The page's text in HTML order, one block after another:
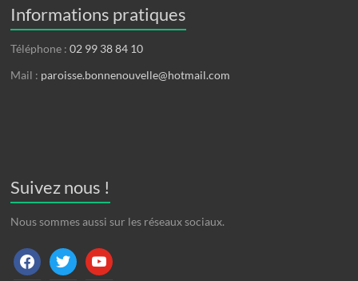
Informations pratiques
Téléphone :02 99 38 84 10
Mail : paroisse.bonnenouvelle@hotmail.com
Suivez nous !
Nous sommes aussi sur les réseaux sociaux.
facebooktwitter youtube